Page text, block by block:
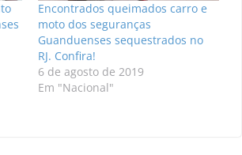
Encontrados queimados carro e
moto dos seguranças
Guanduenses sequestrados no
RJ. Confira!
6 de agosto de 2019
Em "Nacional"